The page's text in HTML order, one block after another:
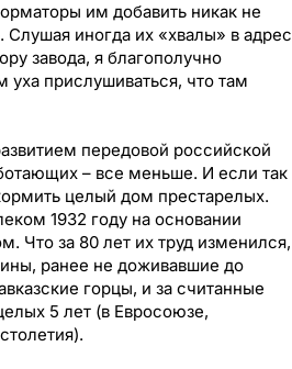
им добавить никак не
иногда их «хвалы» в адрес
завода, я благополучно
уха прислушиваться, что там
передовой российской
– все меньше. И если так
целый дом престарелых.
1932 году на основании
Что за 80 лет их труд изменился,
ранее не доживавшие до
горцы, и за считанные
5 лет (в Евросоюзе,